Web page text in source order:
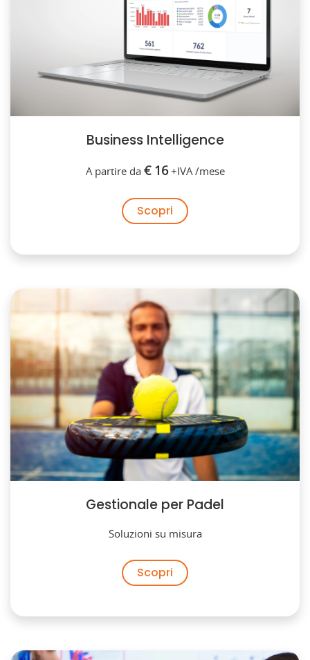
Business Intelligence
A partire da € 16+IVA /mese
Scopri
Gestionale per Padel
Soluzioni su misura
Scopri